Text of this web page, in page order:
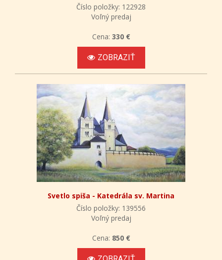
Číslo položky: 122928
Voľný predaj
Cena: 330 €
ZOBRAZIŤ
Svetlo spiša - Katedrála sv. Martina
Číslo položky: 139556
Voľný predaj
Cena: 850 €